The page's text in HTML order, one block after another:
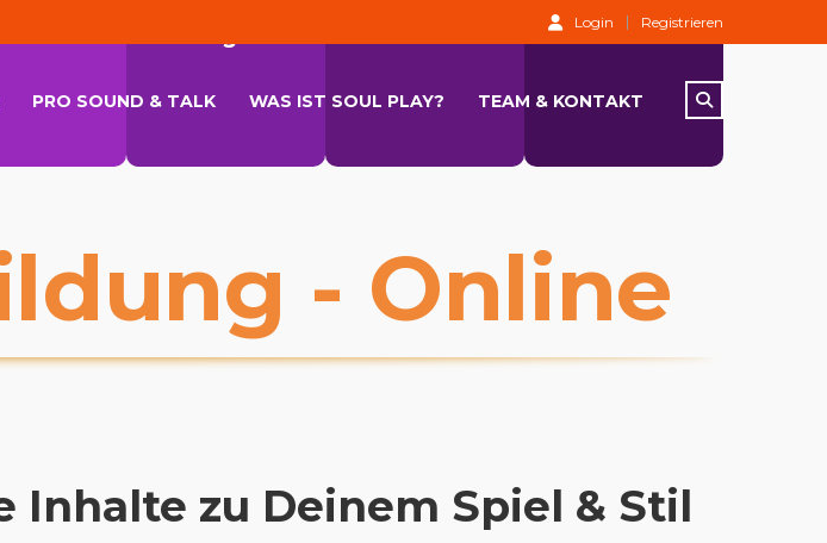
Login Registrieren
PRO SOUND & TALK WAS IST SOUL PLAY? TEAM & KONTAKT
Drums
- Online
zu Deinem Spiel & Stil